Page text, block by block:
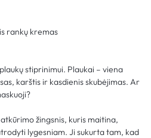
rankų kremas
stiprinimui. Plaukai – viena
karštis ir kasdienis skubėjimas. Ar
žingsnis, kuris maitina,
lygesniam. Ji sukurta tam, kad